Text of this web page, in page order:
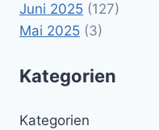
Juni 2025 (127)
Mai 2025 (3)
Kategorien
Kategorien